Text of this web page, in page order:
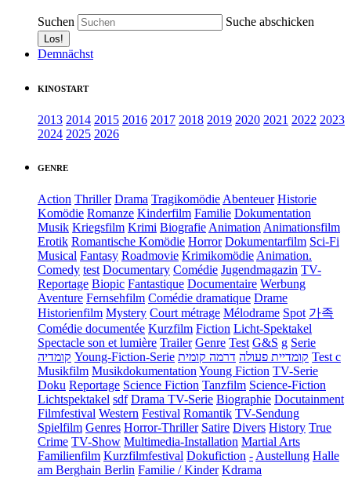
Suchen Suche abschicken
Demnächst
KINOSTART
2013 2014 2015 2016 2017 2018 2019 2020 2021 2022 2023
2024 2025 2026
GENRE
Action Thriller Drama TragikomödieAbenteuer Historie
Komödie Romanze Kinderfilm Familie Dokumentation
Musik Kriegsfilm Krimi BiografieAnimationAnimationsfilm
Erotik Romantische Komödie Horror Dokumentarfilm Sci-Fi
Musical Fantasy Roadmovie KrimikomödieAnimation.
Comedy test Documentary Comédie Jugendmagazin TV-
Reportage Biopic Fantastique Documentaire Werbung
Aventure Fernsehfilm Comédie dramatique Drame
Historienfilm Mystery Court métrage Mélodrame Spot 가족
Comédie documentée Kurzfilm Fiction Licht-Spektakel
Spectacle son et lumière Trailer Genre Test G&S g Serie
קומדיה Young-Fiction-Serie קומדיית פעולה דרמה קומית
Test c
Musikfilm MusikdokumentationYoung Fiction TV-Serie
Doku Reportage Science Fiction Tanzfilm Science-Fiction
Lichtspektakel sdf Drama TV-Serie Biographie Docutainment
Filmfestival Western Festival Romantik TV-Sendung
Spielfilm Genres Horror-Thriller Satire Divers History True
Crime TV-Show Multimedia-Installation Martial Arts
Familienfilm Kurzfilmfestival Dokufiction -Austellung Halle
am Berghain Berlin Familie / Kinder Kdrama